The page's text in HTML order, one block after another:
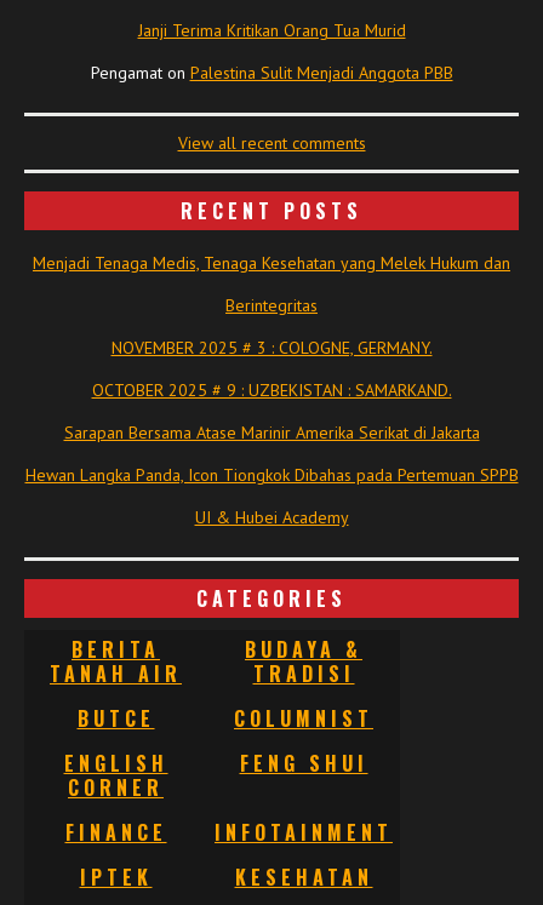
Janji Terima Kritikan Orang Tua Murid
Pengamaton Palestina Sulit Menjadi Anggota PBB
View all recent comments
RECENT POSTS
Menjadi Tenaga Medis, Tenaga Kesehatan yang Melek Hukum dan
Berintegritas
NOVEMBER 2025 # 3 : COLOGNE, GERMANY.
OCTOBER 2025 # 9 : UZBEKISTAN : SAMARKAND.
Sarapan Bersama Atase Marinir Amerika Serikat di Jakarta
Hewan Langka Panda, Icon Tiongkok Dibahas pada Pertemuan SPPB
UI & Hubei Academy
CATEGORIES
BERITA
TANAH AIR
BUDAYA &
TRADISI
BUTCE
COLUMNIST
ENGLISH
CORNER
FENG SHUI
FINANCE
INFOTAINMENT
IPTEK
KESEHATAN